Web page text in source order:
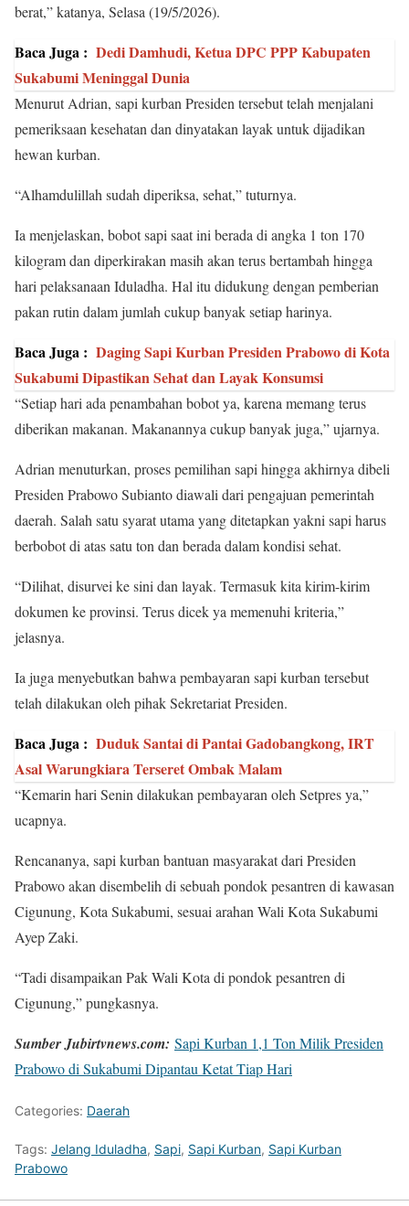
berat,” katanya, Selasa (19/5/2026).
Baca Juga : Dedi Damhudi, Ketua DPC PPP Kabupaten
Sukabumi Meninggal Dunia
Menurut Adrian, sapi kurban Presiden tersebut telah menjalani
pemeriksaan kesehatan dan dinyatakan layak untuk dijadikan
hewan kurban.
“Alhamdulillah sudah diperiksa, sehat,” tuturnya.
Ia menjelaskan, bobot sapi saat ini berada di angka 1 ton 170
kilogram dan diperkirakan masih akan terus bertambah hingga
hari pelaksanaan Iduladha. Hal itu didukung dengan pemberian
pakan rutin dalam jumlah cukup banyak setiap harinya.
Baca Juga : Daging Sapi Kurban Presiden Prabowo di Kota
Sukabumi Dipastikan Sehat dan Layak Konsumsi
“Setiap hari ada penambahan bobot ya, karena memang terus
diberikan makanan. Makanannya cukup banyak juga,” ujarnya.
Adrian menuturkan, proses pemilihan sapi hingga akhirnya dibeli
Presiden Prabowo Subianto diawali dari pengajuan pemerintah
daerah. Salah satu syarat utama yang ditetapkan yakni sapi harus
berbobot di atas satu ton dan berada dalam kondisi sehat.
“Dilihat, disurvei ke sini dan layak. Termasuk kita kirim-kirim
dokumen ke provinsi. Terus dicek ya memenuhi kriteria,”
jelasnya.
Ia juga menyebutkan bahwa pembayaran sapi kurban tersebut
telah dilakukan oleh pihak Sekretariat Presiden.
Baca Juga : Duduk Santai di Pantai Gadobangkong, IRT
Asal Warungkiara Terseret Ombak Malam
“Kemarin hari Senin dilakukan pembayaran oleh Setpres ya,”
ucapnya.
Rencananya, sapi kurban bantuan masyarakat dari Presiden
Prabowo akan disembelih di sebuah pondok pesantren di kawasan
Cigunung, Kota Sukabumi, sesuai arahan Wali Kota Sukabumi
Ayep Zaki.
“Tadi disampaikan Pak Wali Kota di pondok pesantren di
Cigunung,” pungkasnya.
Sumber Jubirtvnews.com: Sapi Kurban 1,1 Ton Milik Presiden
Prabowo di Sukabumi Dipantau Ketat Tiap Hari
Categories: Daerah
Tags: Jelang Iduladha, Sapi, Sapi Kurban, Sapi Kurban
Prabowo